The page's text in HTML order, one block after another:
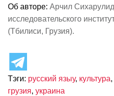
Об авторе: Арчил
исследовательского
(Тбилиси, Грузия).
Тэги: русский языу, культура,
грузия, украина